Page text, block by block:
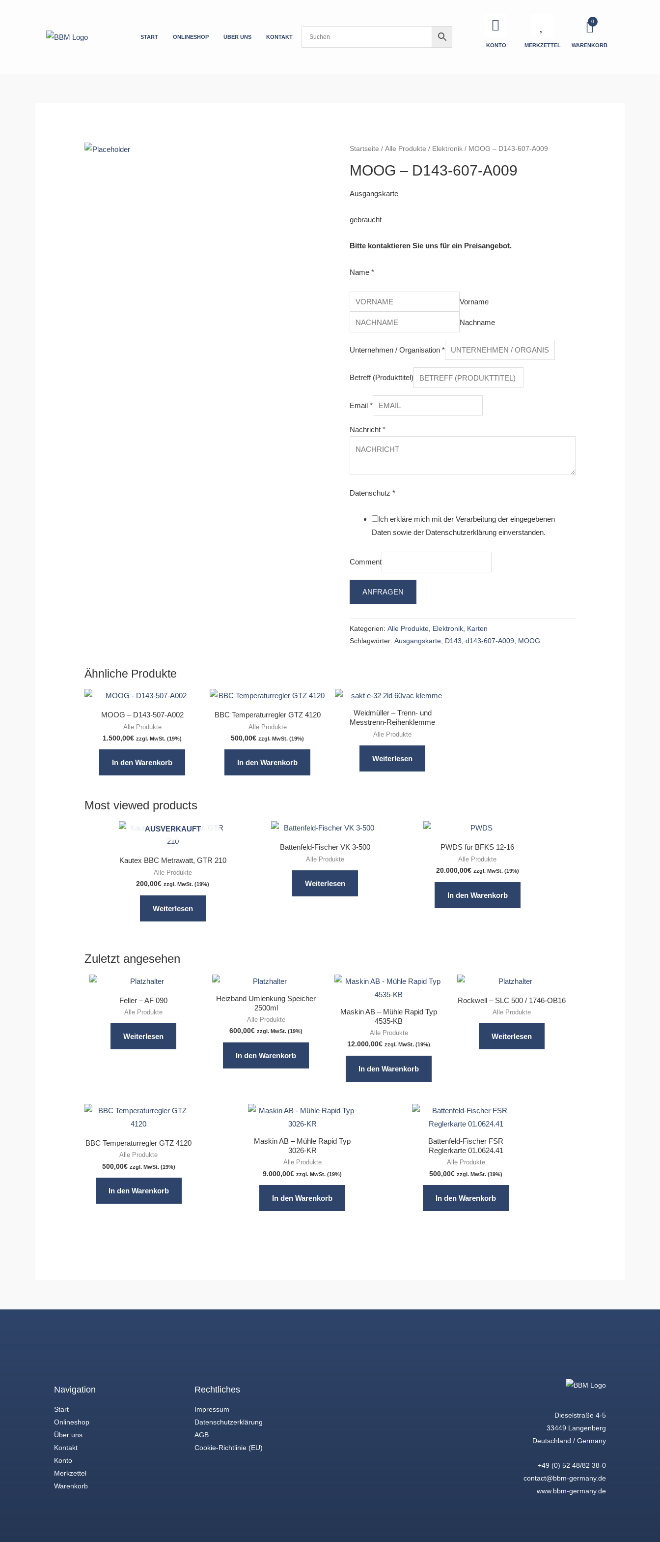
START ONLINESHOP ÜBER UNS
KONTAKT
KONTO
MERKZETTEL WARENKORB
Startseite / Alle Produkte / Elektronik / MOOG – D143-607-A009
MOOG – D143-607-A009
Ausgangskarte
gebraucht
Bitte kontaktieren Sie uns für ein Preisangebot.
Name *
Vorname
Nachname
Unternehmen / Organisation *
Betreff (Produkttitel)
Email *
Nachricht *
Datenschutz *
Ich erkläre mich mit der Verarbeitung der eingegebenen
Daten sowie der Datenschutzerklärung einverstanden.
Comment
ANFRAGEN
Kategorien: Alle Produkte Elektronik Karten
Schlagwörter: Ausgangskarte D143 d143-607-A009 MOOG
Ähnliche Produkte
MOOG – D143-507-A002
Alle Produkte
1.500,00€ zzgl. MwSt. (19%)
In den Warenkorb
BBC Temperaturregler GTZ 4120
Alle Produkte
500,00€ zzgl. MwSt. (19%)
In den Warenkorb
Weidmüller – Trenn- und
Messtrenn-Reihenklemme
Alle Produkte
Weiterlesen
Most viewed products
AUSVERKAUFT
Kautex BBC Metrawatt, GTR 210
Alle Produkte
200,00€ zzgl. MwSt. (19%)
Weiterlesen
Battenfeld-Fischer VK 3-500
Alle Produkte
Weiterlesen
PWDS für BFKS 12-16
Alle Produkte
20.000,00€ zzgl. MwSt. (19%)
In den Warenkorb
Zuletzt angesehen
Feller – AF 090
Alle Produkte
Weiterlesen
Heizband Umlenkung Speicher
2500ml
Alle Produkte
600,00€ zzgl. MwSt. (19%)
In den Warenkorb
Maskin AB – Mühle Rapid Typ
4535-KB
Alle Produkte
12.000,00€ zzgl. MwSt. (19%)
In den Warenkorb
Rockwell – SLC 500 / 1746-OB16
Alle Produkte
Weiterlesen
BBC Temperaturregler GTZ 4120
Alle Produkte
500,00€ zzgl. MwSt. (19%)
In den Warenkorb
Maskin AB – Mühle Rapid Typ
3026-KR
Alle Produkte
9.000,00€ zzgl. MwSt. (19%)
In den Warenkorb
Battenfeld-Fischer FSR
Reglerkarte 01.0624.41
Alle Produkte
500,00€ zzgl. MwSt. (19%)
In den Warenkorb
Navigation
Start
Onlineshop
Über uns
Kontakt
Konto
Merkzettel
Warenkorb
Rechtliches
Impressum
Datenschutzerklärung
AGB
Cookie-Richtlinie (EU)
Dieselstraße 4-5
33449 Langenberg
Deutschland / Germany
+49 (0) 52 48/82 38-0
contact@bbm-germany.de
www.bbm-germany.de